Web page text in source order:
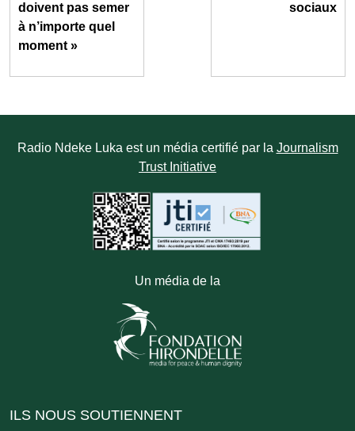
doivent pas semer
à n’importe quel
moment »
sociaux
Radio Ndeke Luka est un média certifié par la Journalism
Trust Initiative
Un média de la
ILS NOUS SOUTIENNENT